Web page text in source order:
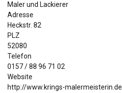
Maler und Lackierer
Adresse
Heckstr. 82
PLZ
52080
Telefon
0157 / 88 96 71 02
Website
http://www.krings-malermeisterin.de